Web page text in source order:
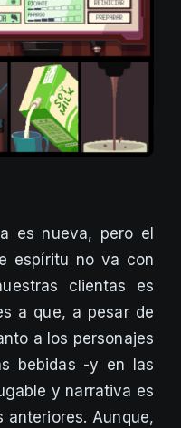
es nueva, pero el
espíritu no va con
clientas es
a que, a pesar de
a los personajes
bebidas -y en las
y narrativa es
anteriores. Aunque,